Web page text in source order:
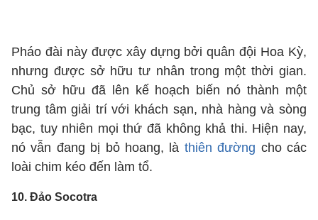
Pháo đài này được xây dựng bởi quân đội Hoa Kỳ,
nhưng được sở hữu tư nhân trong một thời gian.
Chủ sở hữu đã lên kế hoạch biến nó thành một
trung tâm giải trí với khách sạn, nhà hàng và sòng
bạc, tuy nhiên mọi thứ đã không khả thi. Hiện nay,
nó vẫn đang bị bỏ hoang, là thiên đường cho các
loài chim kéo đến làm tổ.
10. Đảo Socotra